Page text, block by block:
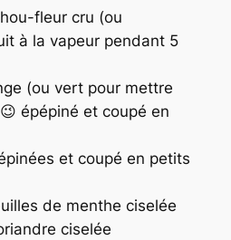
fleur cru (ou
à la vapeur pendant 5
(ou vert pour mettre
épépiné et coupé en
et coupé en petits
de menthe ciselée
ciselée